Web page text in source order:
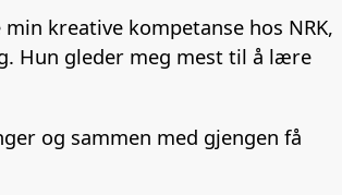
kreative kompetanse hos NRK,
Hun gleder meg mest til å lære
og sammen med gjengen få